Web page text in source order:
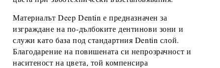
МатериалътDeep Dentin е предназначен за
изграждане на по-дълбоките дентинови зони и
служи като база под стандартния Dentin слой.
Благодарение на повишената си непрозрачност и
наситеност на цвета, той компенсира